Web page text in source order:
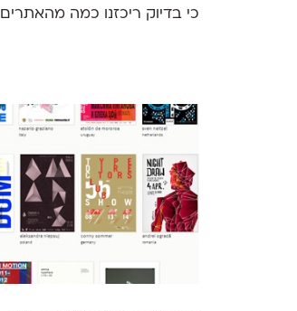
כי בדיוק ריכזנו כמה